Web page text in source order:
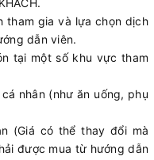
tham gia và lựa chọn dịch
dẫn viên.
tại một số khu vực tham
nhân (như ăn uống, phụ
(Giá có thể thay đổi mà
được mua từ hướng dẫn